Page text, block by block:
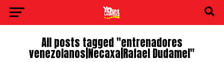
All posts tagged "entrenadores
venezolanos|Necaxa|Rafael Dudamel"